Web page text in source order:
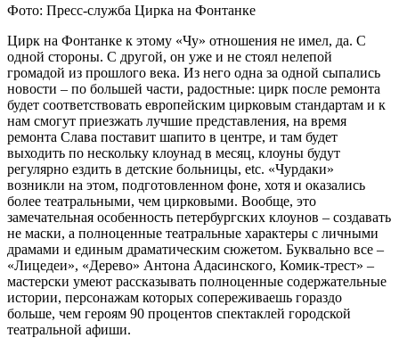
Фото: Пресс-служба Цирка на Фонтанке
Цирк на Фонтанке к этому «Чу» отношения не имел, да. С
одной стороны. С другой, он уже и не стоял нелепой
громадой из прошлого века. Из него одна за одной сыпались
новости – по большей части, радостные: цирк после ремонта
будет соответствовать европейским цирковым стандартам и к
нам смогут приезжать лучшие представления, на время
ремонта Слава поставит шапито в центре, и там будет
выходить по нескольку клоунад в месяц, клоуны будут
регулярно ездить в детские больницы, etc. «Чурдаки»
возникли на этом, подготовленном фоне, хотя и оказались
более театральными, чем цирковыми. Вообще, это
замечательная особенность петербургских клоунов – создавать
не маски, а полноценные театральные характеры с личными
драмами и единым драматическим сюжетом. Буквально все –
«Лицедеи», «Дерево» Антона Адасинского, Комик-трест» –
мастерски умеют рассказывать полноценные содержательные
истории, персонажам которых сопереживаешь гораздо
больше, чем героям 90 процентов спектаклей городской
театральной афиши.